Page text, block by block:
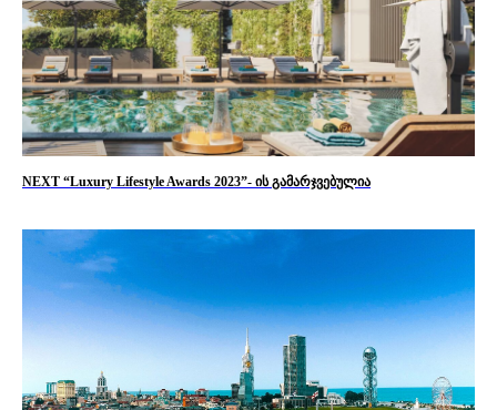
NEXT “Luxury Lifestyle Awards 2023”- ის გამარჯვებულია